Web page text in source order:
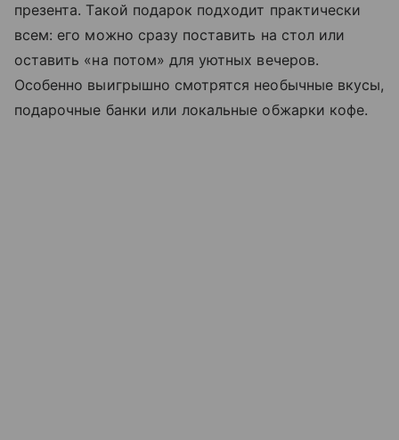
презента. Такой подарок подходит практически
всем: его можно сразу поставить на стол или
оставить «на потом» для уютных вечеров.
Особенно выигрышно смотрятся необычные вкусы,
подарочные банки или локальные обжарки кофе.